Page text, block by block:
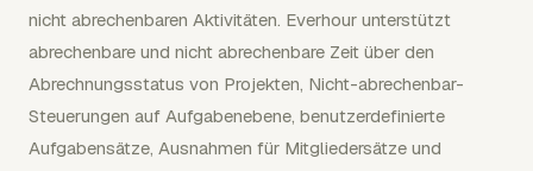
nicht abrechenbaren Aktivitäten. Everhour unterstützt
abrechenbare und nicht abrechenbare Zeit über den
Abrechnungsstatus von Projekten, Nicht-abrechenbar-
Steuerungen auf Aufgabenebene, benutzerdefinierte
Aufgabensätze, Ausnahmen für Mitgliedersätze und